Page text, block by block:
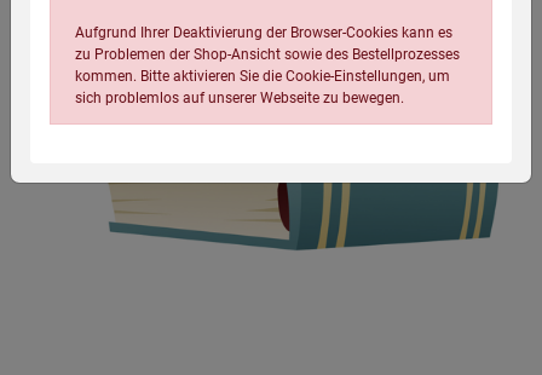
Aufgrund Ihrer Deaktivierung der Browser-Cookies kann es
zu Problemen der Shop-Ansicht sowie des Bestellprozesses
kommen. Bitte aktivieren Sie die Cookie-Einstellungen, um
sich problemlos auf unserer Webseite zu bewegen.